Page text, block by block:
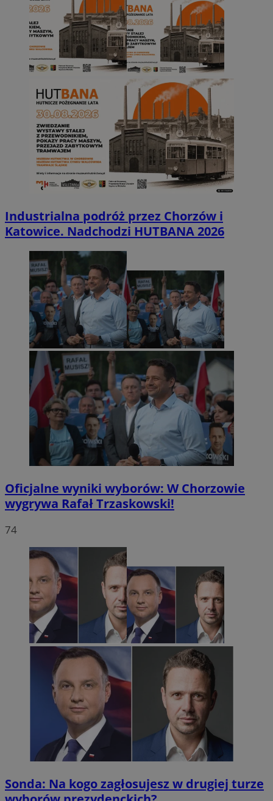
Industrialna podróż przez Chorzów i
Katowice. Nadchodzi HUTBANA 2026
Oficjalne wyniki wyborów: W Chorzowie
wygrywa Rafał Trzaskowski!
74
Sonda: Na kogo zagłosujesz w drugiej turze